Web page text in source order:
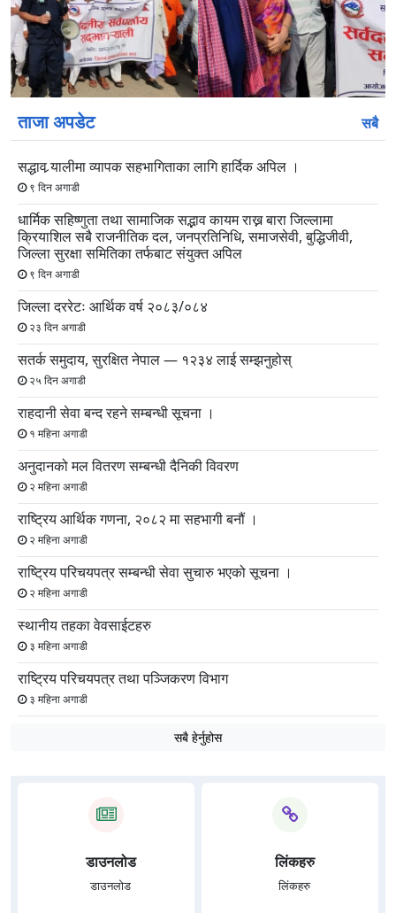
स्लाइड
स्लाइड
ताजा अपडेट सबै
सद्धाव र्‍यालीमा व्यापक सहभागिताका लागि हार्दिक अपिल ।
९ दिन अगाडी
धार्मिक सहिष्णुता तथा सामाजिक सद्भाव कायम राख्न बारा जिल्लामा
क्रियाशिल सबै राजनीतिक दल, जनप्रतिनिधि, समाजसेवी, बुद्धिजीवी,
जिल्ला सुरक्षा समितिका तर्फबाट संयुक्त अपिल
९ दिन अगाडी
जिल्ला दररेटः आर्थिक वर्ष २०८३/०८४
२३ दिन अगाडी
सतर्क समुदाय, सुरक्षित नेपाल — १२३४ लाई सम्झनुहोस्
२५ दिन अगाडी
राहदानी सेवा बन्द रहने सम्बन्धी सूचना ।
१ महिना अगाडी
अनुदानको मल वितरण सम्बन्धी दैनिकी विवरण
२ महिना अगाडी
राष्ट्रिय आर्थिक गणना, २०८२ मा सहभागी बनौं ।
२ महिना अगाडी
राष्ट्रिय परिचयपत्र सम्बन्धी सेवा सुचारु भएको सूचना ।
२ महिना अगाडी
स्थानीय तहका वेवसाईटहरु
३ महिना अगाडी
राष्ट्रिय परिचयपत्र तथा पञ्जिकरण विभाग
३ महिना अगाडी
सबै हेर्नुहोस
डाउनलोड
डाउनलोड
लिंकहरु
लिंकहरु